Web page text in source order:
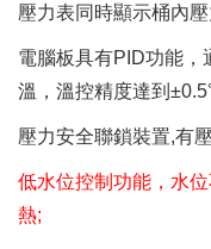
壓力表同時顯示桶內
電腦板具有PID功能，
溫，溫控精度達到
壓力安全聯鎖裝置,有
低水位控制功能，水
熱;